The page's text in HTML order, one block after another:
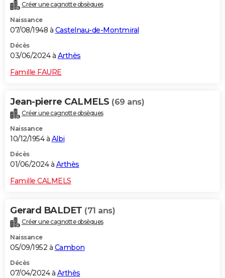
Créer une cagnotte obsèques
Naissance
07/08/1948 à Castelnau-de-Montmiral
Décès
03/06/2024 à Arthès
Famille FAURE
Jean-pierre CALMELS (69 ans)
Créer une cagnotte obsèques
Naissance
10/12/1954 à Albi
Décès
01/06/2024 à Arthès
Famille CALMELS
Gerard BALDET (71 ans)
Créer une cagnotte obsèques
Naissance
05/09/1952 à Cambon
Décès
07/04/2024 à Arthès